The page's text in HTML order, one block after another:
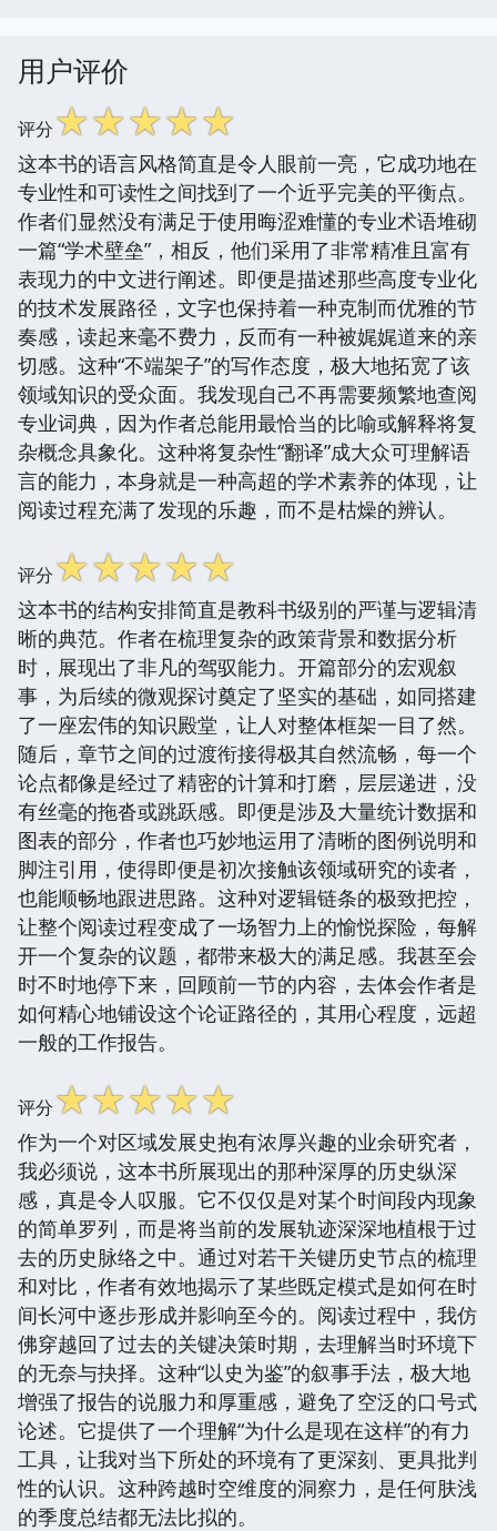
用户评价
评分☆☆☆☆☆
这本书的语言风格简直是令人眼前一亮，它成功地在
专业性和可读性之间找到了一个近乎完美的平衡点。
作者们显然没有满足于使用晦涩难懂的专业术语堆砌
一篇“学术壁垒”，相反，他们采用了非常精准且富有
表现力的中文进行阐述。即便是描述那些高度专业化
的技术发展路径，文字也保持着一种克制而优雅的节
奏感，读起来毫不费力，反而有一种被娓娓道来的亲
切感。这种“不端架子”的写作态度，极大地拓宽了该
领域知识的受众面。我发现自己不再需要频繁地查阅
专业词典，因为作者总能用最恰当的比喻或解释将复
杂概念具象化。这种将复杂性“翻译”成大众可理解语
言的能力，本身就是一种高超的学术素养的体现，让
阅读过程充满了发现的乐趣，而不是枯燥的辨认。
评分☆☆☆☆☆
这本书的结构安排简直是教科书级别的严谨与逻辑清
晰的典范。作者在梳理复杂的政策背景和数据分析
时，展现出了非凡的驾驭能力。开篇部分的宏观叙
事，为后续的微观探讨奠定了坚实的基础，如同搭建
了一座宏伟的知识殿堂，让人对整体框架一目了然。
随后，章节之间的过渡衔接得极其自然流畅，每一个
论点都像是经过了精密的计算和打磨，层层递进，没
有丝毫的拖沓或跳跃感。即便是涉及大量统计数据和
图表的部分，作者也巧妙地运用了清晰的图例说明和
脚注引用，使得即便是初次接触该领域研究的读者，
也能顺畅地跟进思路。这种对逻辑链条的极致把控，
让整个阅读过程变成了一场智力上的愉悦探险，每解
开一个复杂的议题，都带来极大的满足感。我甚至会
时不时地停下来，回顾前一节的内容，去体会作者是
如何精心地铺设这个论证路径的，其用心程度，远超
一般的工作报告。
评分☆☆☆☆☆
作为一个对区域发展史抱有浓厚兴趣的业余研究者，
我必须说，这本书所展现出的那种深厚的历史纵深
感，真是令人叹服。它不仅仅是对某个时间段内现象
的简单罗列，而是将当前的发展轨迹深深地植根于过
去的历史脉络之中。通过对若干关键历史节点的梳理
和对比，作者有效地揭示了某些既定模式是如何在时
间长河中逐步形成并影响至今的。阅读过程中，我仿
佛穿越回了过去的关键决策时期，去理解当时环境下
的无奈与抉择。这种“以史为鉴”的叙事手法，极大地
增强了报告的说服力和厚重感，避免了空泛的口号式
论述。它提供了一个理解“为什么是现在这样”的有力
工具，让我对当下所处的环境有了更深刻、更具批判
性的认识。这种跨越时空维度的洞察力，是任何肤浅
的季度总结都无法比拟的。